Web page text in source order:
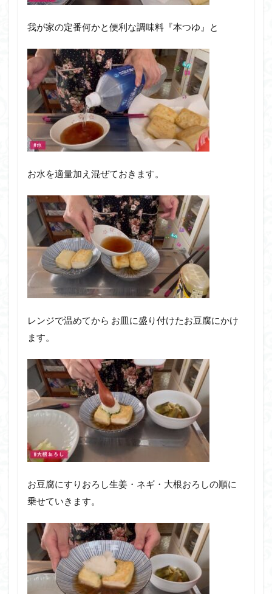
我が家の定番何かと便利な調味料『本つゆ』と
お水を適量加え混ぜておきます。
レンジで温めてから お皿に盛り付けたお豆腐にかけ
ます。
お豆腐にすりおろし生姜・ネギ・大根おろしの順に
乗せていきます。